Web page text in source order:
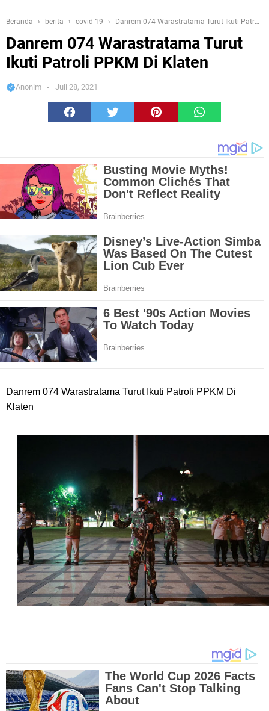
Beranda berita covid 19
Danrem 074 Warastratama Turut Ikuti Patroli
Danrem 074 Warastratama Turut
Ikuti Patroli PPKM Di Klaten
Anonim Juli 28, 2021
Danrem 074 Warastratama Turut Ikuti Patroli PPKM Di
Klaten